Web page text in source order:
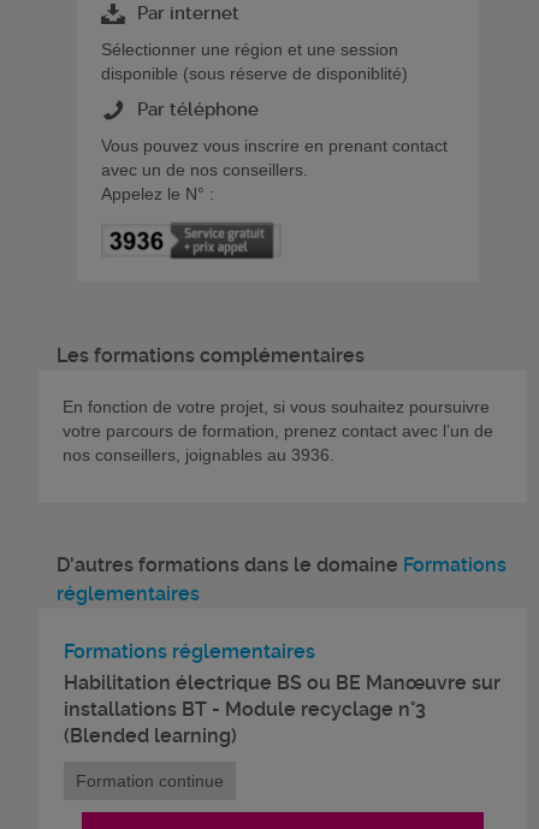
Par internet
Sélectionner une région et une session
disponible (sous réserve de disponiblité)
Par téléphone
Vous pouvez vous inscrire en prenant contact
avec un de nos conseillers.
Appelez le N° :
Les formations complémentaires
En fonction de votre projet, si vous souhaitez poursuivre
votre parcours de formation, prenez contact avec l’un de
nos conseillers, joignables au 3936.
D'autres formations dans le domaine Formations
réglementaires
Formations réglementaires
Habilitation électrique BS ou BE Manœuvre sur
installations BT - Module recyclage n°3
(Blended learning)
Formation continue